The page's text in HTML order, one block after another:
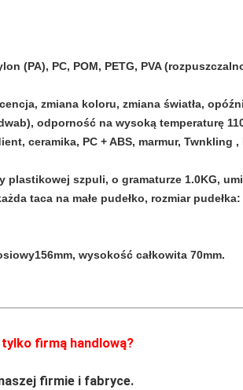
(PA), PC, POM, PETG, PVA
zmiana koloru, zmiana światła,
odporność na wysoką temperaturę
ceramika, PC + ABS, marmur, Twnkling ,
plastikowej szpuli, o gramaturze 1.0KG,
taca na małe pudełko, rozmiar pudełka:
wysokość całkowita 70mm.
firmą handlową?
firmie i fabryce.